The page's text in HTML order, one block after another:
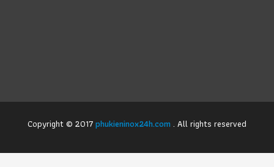
Copyright © 2017phukieninox24h.com. All rights reserved